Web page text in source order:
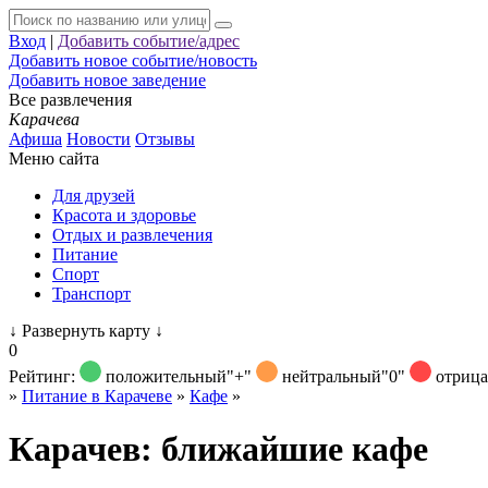
Вход | Добавить событие/адрес
Добавить новое событие/новость
Добавить новое заведение
Все развлечения
Карачева
Афиша Новости Отзывы
Меню сайта
Для друзей
Красота и здоровье
Отдых и развлечения
Питание
Спорт
Транспорт
↓ Развернуть карту ↓
0
Рейтинг:
положительный"+" нейтральный"0"
» Питание в Карачеве » Кафе »
Карачев: ближайшие кафе